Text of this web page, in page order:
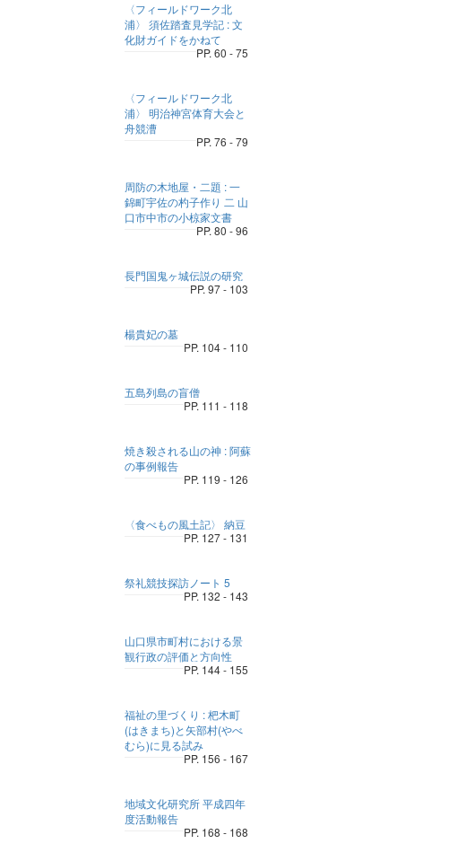
〈フィールドワーク北
浦〉 須佐踏査見学記 : 文
化財ガイドをかねて
PP. 60 - 75
〈フィールドワーク北
浦〉 明治神宮体育大会と
舟競漕
PP. 76 - 79
周防の木地屋・二題 : 一
錦町宇佐の杓子作り 二 山
口市中市の小椋家文書
PP. 80 - 96
長門国鬼ヶ城伝説の研究
PP. 97 - 103
楊貴妃の墓
PP. 104 - 110
五島列島の盲僧
PP. 111 - 118
焼き殺される山の神 : 阿蘇
の事例報告
PP. 119 - 126
〈食べもの風土記〉 納豆
PP. 127 - 131
祭礼競技探訪ノート 5
PP. 132 - 143
山口県市町村における景
観行政の評価と方向性
PP. 144 - 155
福祉の里づくり : 杷木町
(はきまち)と矢部村(やべ
むら)に見る試み
PP. 156 - 167
地域文化研究所 平成四年
度活動報告
PP. 168 - 168